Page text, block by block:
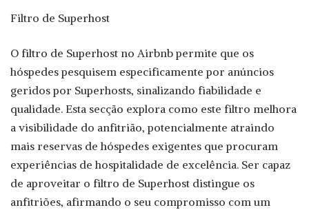
Filtro de Superhost
O filtro de Superhost no Airbnb permite que os
hóspedes pesquisem especificamente por anúncios
geridos por Superhosts, sinalizando fiabilidade e
qualidade. Esta secção explora como este filtro melhora
a visibilidade do anfitrião, potencialmente atraindo
mais reservas de hóspedes exigentes que procuram
experiências de hospitalidade de excelência. Ser capaz
de aproveitar o filtro de Superhost distingue os
anfitriões, afirmando o seu compromisso com um